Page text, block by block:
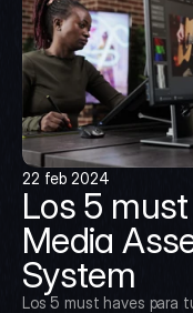
22 feb 2024
Los 5
Media
System
Los 5 must haves para